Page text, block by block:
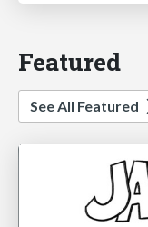
Featured
See All Featured